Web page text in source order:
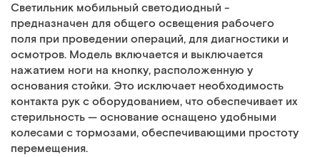
Светильник мобильный светодиодный -
предназначен для общего освещения рабочего
поля при проведении операций, для диагностики и
осмотров. Модель включается и выключается
нажатием ноги на кнопку, расположенную у
основания стойки. Это исключает необходимость
контакта рук с оборудованием, что обеспечивает их
стерильность — основание оснащено удобными
колесами с тормозами, обеспечивающими простоту
перемещения.